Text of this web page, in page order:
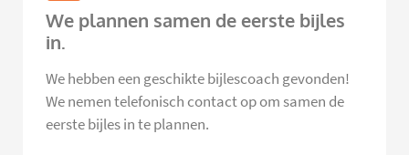
We plannen samen de eerste bijles
in.
We hebben een geschikte bijlescoach gevonden!
We nemen telefonisch contact op om samen de
eerste bijles in te plannen.